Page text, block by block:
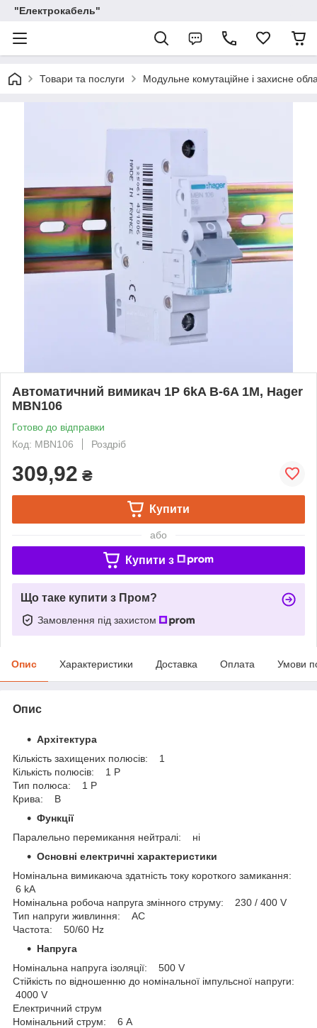
"Електрокабель"
Товари та послуги Модульне комутаційне і захисне
Автоматичний вимикач 1P 6kA B-6A 1M, Hager
MBN106
Готово до відправки
Код: MBN106
Роздріб
309,92 ₴
Купити
або
Купити з
Що таке купити з Пром?
Замовлення під захистом
Опис Характеристики Доставка Оплата Умови
Опис
Архітектура
Кількість захищених полюсів: 1
Кількість полюсів: 1 P
Тип полюса: 1 P
Крива: B
Функції
Паралельно перемикання нейтралі: ні
Основні електричні характеристики
Номінальна вимикаюча здатність току короткого замикання:
6 kA
Номінальна робоча напруга змінного струму: 230 / 400 V
Тип напруги живлиння: AC
Частота: 50/60 Hz
Напруга
Номінальна напруга ізоляції: 500 V
Стійкість по відношенню до номінальної імпульсної напруги:
4000 V
Електричний струм
Номінальний струм: 6 A